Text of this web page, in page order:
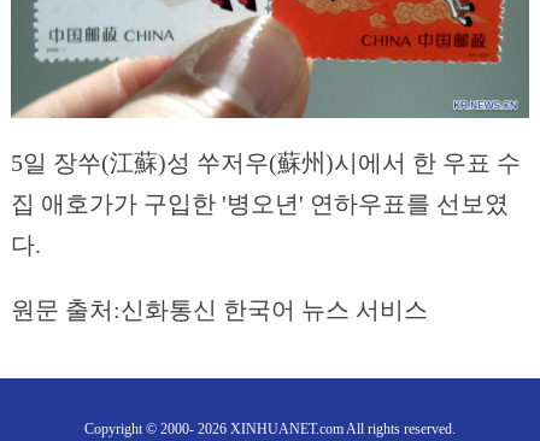
5일 장쑤(江蘇)성 쑤저우(蘇州)시에서 한 우표 수
집 애호가가 구입한 '병오년' 연하우표를 선보였
다.
원문 출처:신화통신 한국어 뉴스 서비스
Copyright © 2000- 2026 XINHUANET.com All rights reserved.